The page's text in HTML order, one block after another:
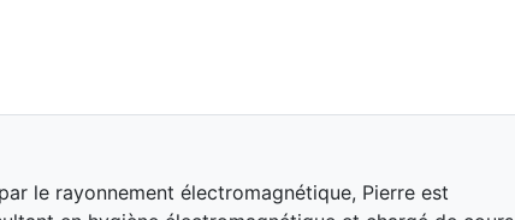
le rayonnement électromagnétique, Pierre est